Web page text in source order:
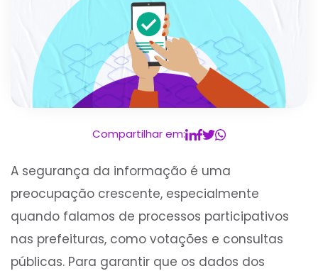
Compartilhar em:
A segurança da informação é uma
preocupação crescente, especialmente
quando falamos de processos participativos
nas prefeituras, como votações e consultas
públicas. Para garantir que os dados dos